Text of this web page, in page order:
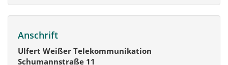
Anschrift
Ulfert Weißer Telekommunikation
Schumannstraße 11